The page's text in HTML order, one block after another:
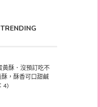
黃酥．沒預訂吃不
，酥香可口甜鹹
4)